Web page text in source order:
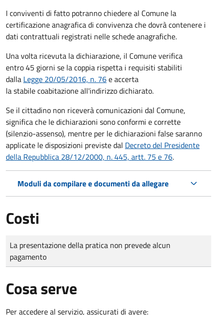
I conviventi di fatto potranno chiedere al Comune la
certificazione anagrafica di convivenza che dovrà contenere i
dati contrattuali registrati nelle schede anagrafiche.
Una volta ricevuta la dichiarazione, il Comune verifica
entro 45 giorni se la coppia rispetta i requisiti stabiliti
dalla Legge 20/05/2016, n. 76e accerta
la stabile coabitazione all'indirizzo dichiarato.
Se il cittadino non riceverà comunicazioni dal Comune,
significa che le dichiarazioni sono conformi e corrette
(silenzio-assenso), mentre per le dichiarazioni false saranno
applicate le disposizioni previste dal Decreto del Presidente
della Repubblica 28/12/2000, n. 445, artt. 75 e 76.
Moduli da compilare e documenti da allegare
Costi
Tipo di pagamento
Importo
La presentazione della pratica non prevede alcun
pagamento
Cosa serve
Per accedere al servizio, assicurati di avere: